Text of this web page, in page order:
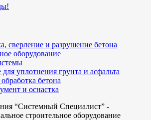
сверление и разрушение бетона
оборудование
уплотнения грунта и асфальта
бетона
и оснастка
“Системный Специалист” -
строительное оборудование